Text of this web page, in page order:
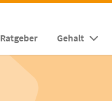
Ratgeber Gehalt